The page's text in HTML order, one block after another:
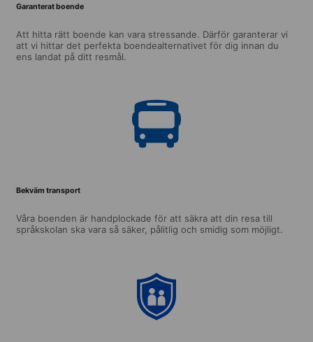
Garanterat boende
Att hitta rätt boende kan vara stressande. Därför garanterar vi
att vi hittar det perfekta boendealternativet för dig innan du
ens landat på ditt resmål.
Bekväm transport
Våra boenden är handplockade för att säkra att din resa till
språkskolan ska vara så säker, pålitlig och smidig som möjligt.